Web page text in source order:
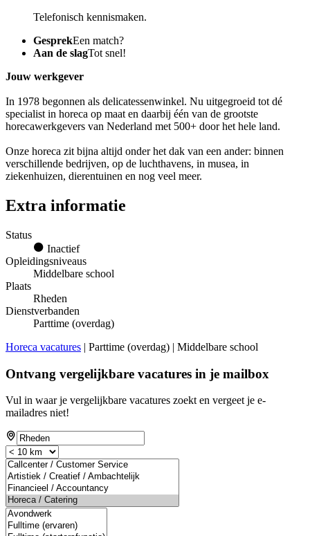
Telefonisch kennismaken.
GesprekEen match?
Aan de slagTot snel!
Jouw werkgever
In 1978 begonnen als delicatessenwinkel. Nu uitgegroeid tot dé
specialist in horeca op maat en daarbij één van de grootste
horecawerkgevers van Nederland met 500+ door het hele land.
Onze horeca zit bijna altijd onder het dak van een ander: binnen
verschillende bedrijven, op de luchthavens, in musea, in
ziekenhuizen, dierentuinen en nog veel meer.
Extra informatie
Status
Inactief
Opleidingsniveaus
Middelbare school
Plaats
Rheden
Dienstverbanden
Parttime (overdag)
Horeca vacatures | Parttime (overdag) | Middelbare school
Ontvang vergelijkbare vacatures in je mailbox
Vul in waar je vergelijkbare vacatures zoekt en vergeet je e-
mailadres niet!